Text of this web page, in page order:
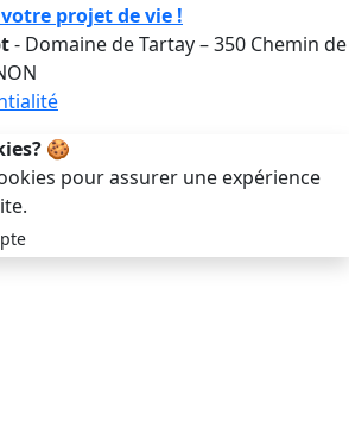
projet de vie !
- Domaine de Tartay – 350 Chemin de
🍪
pour assurer une expérience